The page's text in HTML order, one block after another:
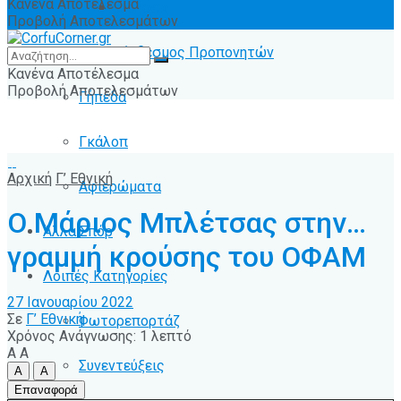
Ειδήσεις
Σύνδεσμος Προπονητών
Γήπεδα
Γκάλοπ
Αφιερώματα
Άλλα Σπόρ
Λοιπές Κατηγορίες
Φωτορεπορτάζ
Συνεντεύξεις
Κανένα Αποτέλεσμα
Προβολή Αποτελεσμάτων
Κανένα Αποτέλεσμα
Προβολή Αποτελεσμάτων
Αρχική Γ’ Εθνική
Ο Μάριος Μπλέτσας στην…
γραμμή κρούσης του ΟΦΑΜ
27 Ιανουαρίου 2022
Σε Γ’ Εθνική
Χρόνος Ανάγνωσης: 1 λεπτό
A A
A
A
Επαναφορά